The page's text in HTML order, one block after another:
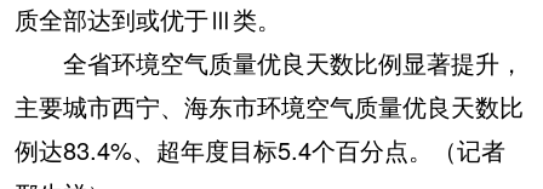
质全部达到或优于Ⅲ类。
全省环境空气质量优良天数比例显著提升，
主要城市西宁、海东市环境空气质量优良天数比
例达83.4%、超年度目标5.4个百分点。（记者